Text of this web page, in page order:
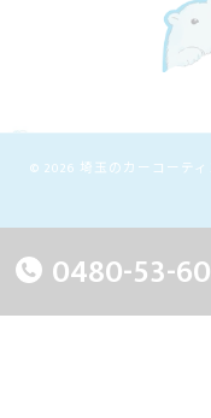
0480-53-
© 2026 埼玉のカーコーティ